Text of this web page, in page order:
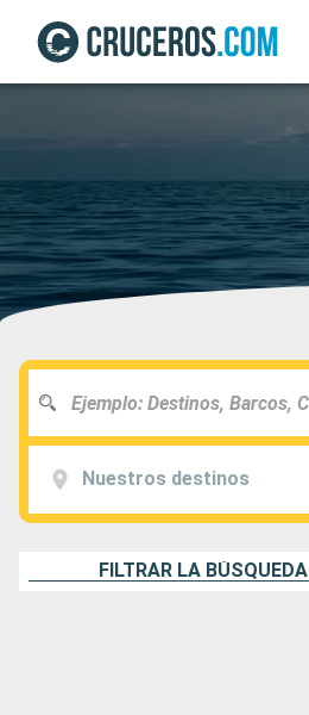
Nuestros destinos
FILTRAR LA BÚSQUEDA